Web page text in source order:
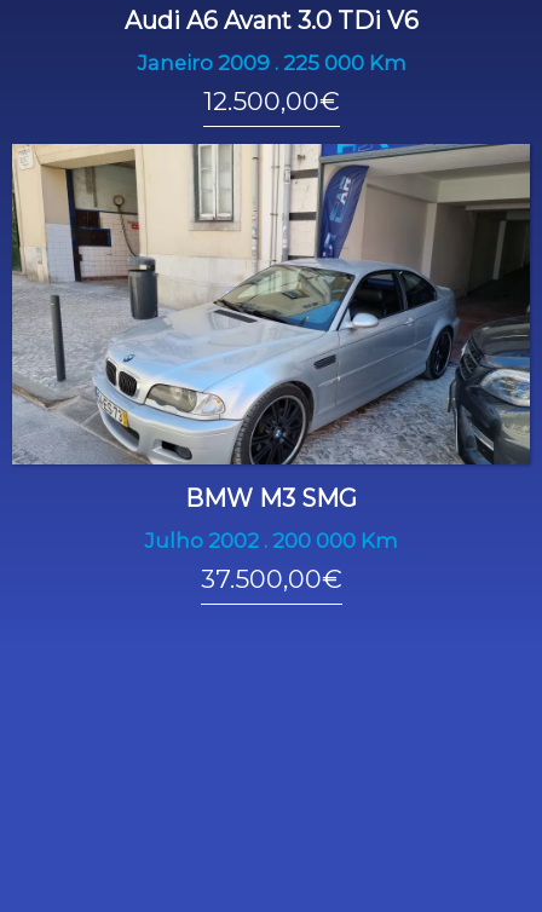
Audi A6 Avant 3.0 TDi V6
Janeiro 2009 . 225 000 Km
12.500,00€
BMW M3 SMG
Julho 2002 . 200 000 Km
37.500,00€